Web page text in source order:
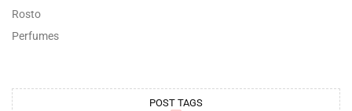
Rosto
Perfumes
POST TAGS